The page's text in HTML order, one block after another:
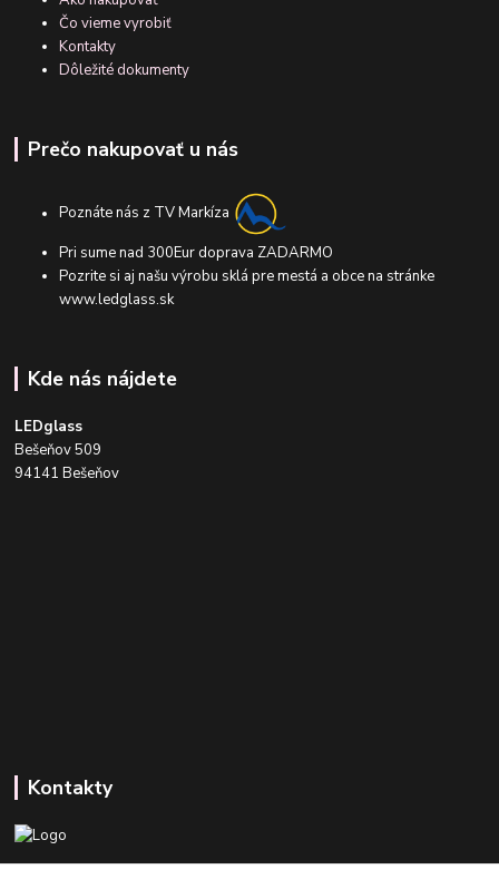
Čo vieme vyrobiť
Kontakty
Dôležité dokumenty
Prečo nakupovať u nás
Poznáte nás z TV Markíza
Pri sume nad 300Eur doprava ZADARMO
Pozrite si aj našu výrobu sklá pre mestá a obce na stránke
www.ledglass.sk
Kde nás nájdete
LEDglass
Bešeňov 509
94141 Bešeňov
Kontakty